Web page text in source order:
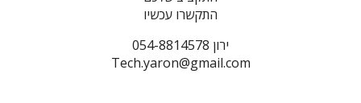
התקשרו עכשיו
ירון 054-8814578
Tech.yaron@gmail.com